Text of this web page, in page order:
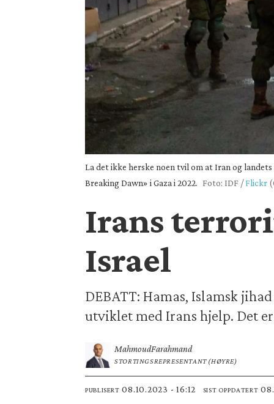
La det ikke herske noen tvil om at Iran og
Breaking Dawn» i Gaza i 2022. Foto: IDF /Flickr
Irans
Israel
DEBATT: Hamas, Islamsk
utviklet med Irans hjelp. Det
MahmoudFarahmand
STORTINGSREPRESENTANT (HØYRE)
PUBLISERT 08.10.2023 - 16:12 SIST OPPDATERT